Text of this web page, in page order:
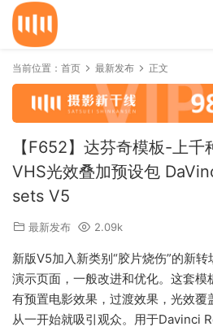
当前位置： 首页 最新发布 正文
【F652】达芬奇模板-上
VHS光效叠加预设包
sets V5
最新发布 2.09k
新版V5加入新类别“胶片烧伤”的新
演示页面，一般改进和优化。这套模
有预置电影效果，过渡效果，光效覆
从一开始就吸引观众。用于Davinci